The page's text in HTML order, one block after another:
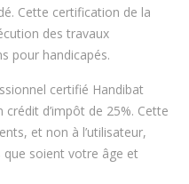
Cette certification de la
des travaux
pour handicapés.
certifié Handibat
d’impôt de 25%. Cette
et non à l’utilisateur,
soient votre âge et